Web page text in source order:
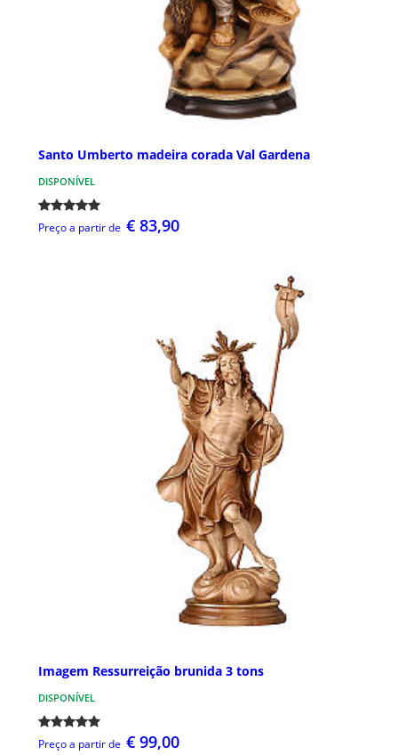
Santo Umberto madeira corada Val Gardena
DISPONÍVEL
Preço a partir de € 83,90
Imagem Ressurreição brunida 3 tons
DISPONÍVEL
Preço a partir de € 99,00